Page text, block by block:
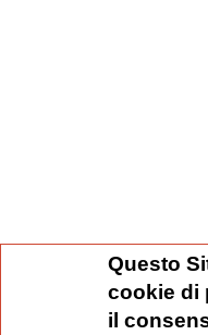
Questo
cookie di
il